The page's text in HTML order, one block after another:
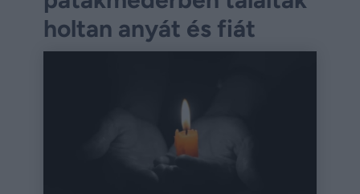
holtan anyát és fiát